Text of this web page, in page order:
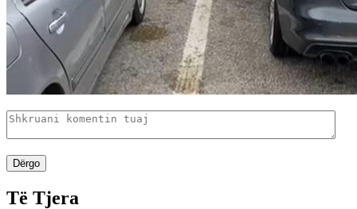
Dërgo
Të Tjera